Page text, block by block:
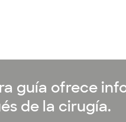
guía ofrece
de la cirugía.